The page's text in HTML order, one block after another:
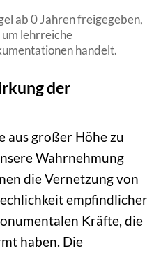
ab 0 Jahren freigegeben,
um lehrreiche
handelt.
der
aus großer Höhe zu
Wahrnehmung
die Vernetzung von
empfindlicher
Kräfte, die
haben. Die